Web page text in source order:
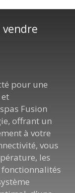
vendre
pour une
Fusion
offrant un
à votre
vous
les